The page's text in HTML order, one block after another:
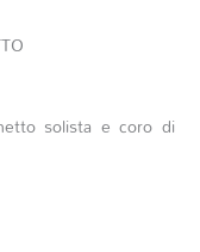
solista e coro di